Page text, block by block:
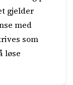
gjelder
med
som
løse